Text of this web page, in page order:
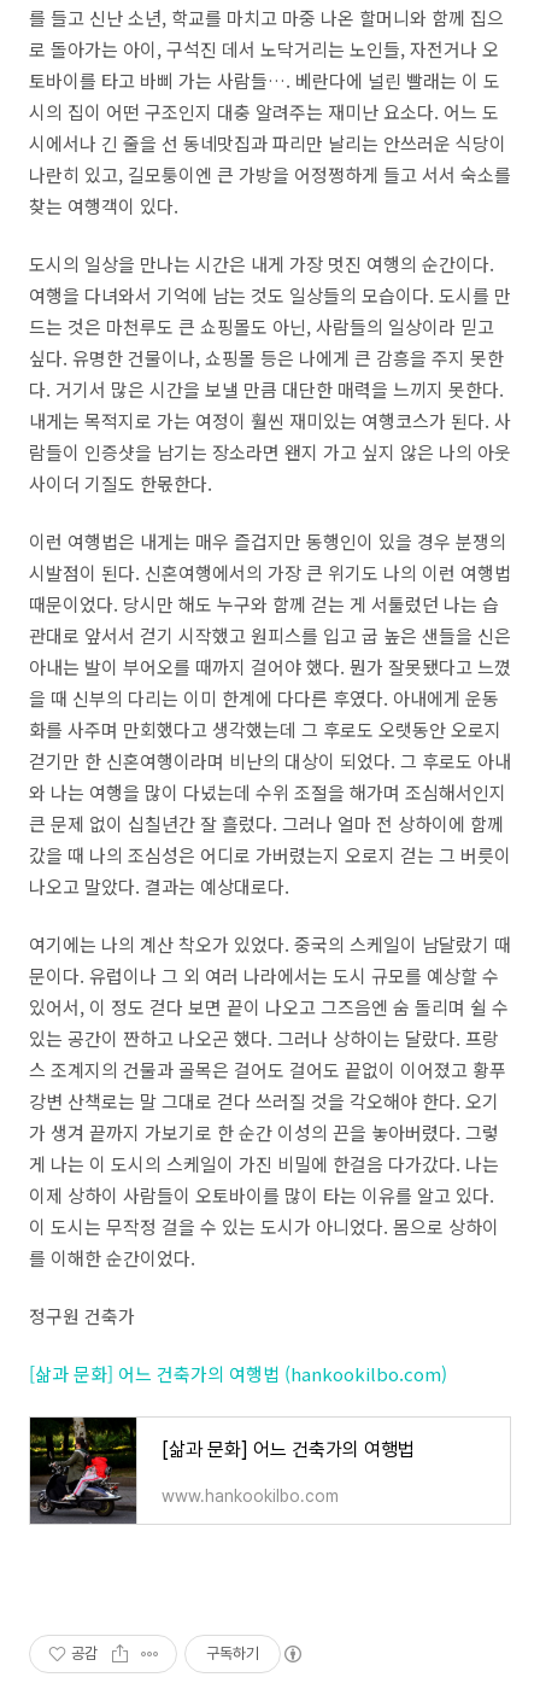
를 들고 신난 소년, 학교를 마치고 마중 나온 할머니와 함께 집으
로 돌아가는 아이, 구석진 데서 노닥거리는 노인들, 자전거나 오
토바이를 타고 바삐 가는 사람들…. 베란다에 널린 빨래는 이 도
시의 집이 어떤 구조인지 대충 알려주는 재미난 요소다. 어느 도
시에서나 긴 줄을 선 동네맛집과 파리만 날리는 안쓰러운 식당이
나란히 있고, 길모퉁이엔 큰 가방을 어정쩡하게 들고 서서 숙소를
찾는 여행객이 있다.
도시의 일상을 만나는 시간은 내게 가장 멋진 여행의 순간이다.
여행을 다녀와서 기억에 남는 것도 일상들의 모습이다. 도시를 만
드는 것은 마천루도 큰 쇼핑몰도 아닌, 사람들의 일상이라 믿고
싶다. 유명한 건물이나, 쇼핑몰 등은 나에게 큰 감흥을 주지 못한
다. 거기서 많은 시간을 보낼 만큼 대단한 매력을 느끼지 못한다.
내게는 목적지로 가는 여정이 훨씬 재미있는 여행코스가 된다. 사
람들이 인증샷을 남기는 장소라면 왠지 가고 싶지 않은 나의 아웃
사이더 기질도 한몫한다.
이런 여행법은 내게는 매우 즐겁지만 동행인이 있을 경우 분쟁의
시발점이 된다. 신혼여행에서의 가장 큰 위기도 나의 이런 여행법
때문이었다. 당시만 해도 누구와 함께 걷는 게 서툴렀던 나는 습
관대로 앞서서 걷기 시작했고 원피스를 입고 굽 높은 샌들을 신은
아내는 발이 부어오를 때까지 걸어야 했다. 뭔가 잘못됐다고 느꼈
을 때 신부의 다리는 이미 한계에 다다른 후였다. 아내에게 운동
화를 사주며 만회했다고 생각했는데 그 후로도 오랫동안 오로지
걷기만 한 신혼여행이라며 비난의 대상이 되었다. 그 후로도 아내
와 나는 여행을 많이 다녔는데 수위 조절을 해가며 조심해서인지
큰 문제 없이 십칠년간 잘 흘렀다. 그러나 얼마 전 상하이에 함께
갔을 때 나의 조심성은 어디로 가버렸는지 오로지 걷는 그 버릇이
나오고 말았다. 결과는 예상대로다.
여기에는 나의 계산 착오가 있었다. 중국의 스케일이 남달랐기 때
문이다. 유럽이나 그 외 여러 나라에서는 도시 규모를 예상할 수
있어서, 이 정도 걷다 보면 끝이 나오고 그즈음엔 숨 돌리며 쉴 수
있는 공간이 짠하고 나오곤 했다. 그러나 상하이는 달랐다. 프랑
스 조계지의 건물과 골목은 걸어도 걸어도 끝없이 이어졌고 황푸
강변 산책로는 말 그대로 걷다 쓰러질 것을 각오해야 한다. 오기
가 생겨 끝까지 가보기로 한 순간 이성의 끈을 놓아버렸다. 그렇
게 나는 이 도시의 스케일이 가진 비밀에 한걸음 다가갔다. 나는
이제 상하이 사람들이 오토바이를 많이 타는 이유를 알고 있다.
이 도시는 무작정 걸을 수 있는 도시가 아니었다. 몸으로 상하이
를 이해한 순간이었다.
정구원 건축가
[삶과 문화] 어느 건축가의 여행법 (hankookilbo.com)
[삶과 문화] 어느 건축가의 여행법
www.hankookilbo.com
공감 구독하기